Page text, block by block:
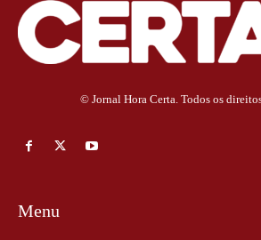
© Jornal Hora Certa. Todos os
Menu